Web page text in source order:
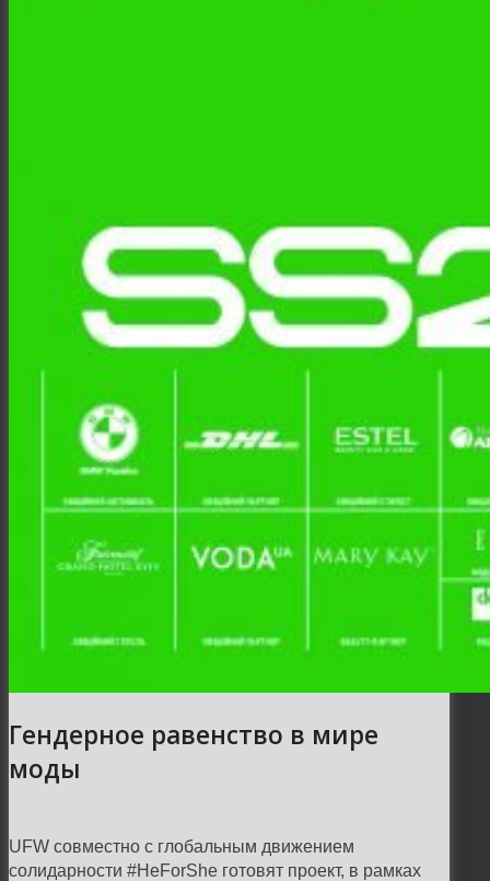
Гендерное равенство в мире
моды
UFW совместно с глобальным движением
солидарности #HeForShe готовят проект, в рамках